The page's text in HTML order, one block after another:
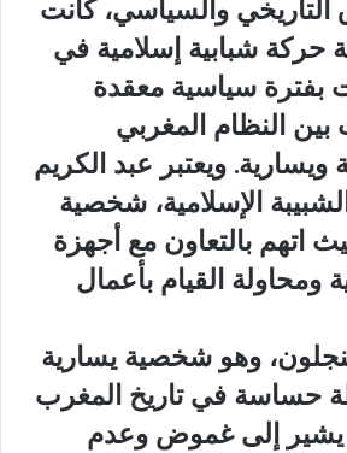
والسياسي، كانت
حركة شبابية إسلامية في
بفترة سياسية معقدة
النظام المغربي
ويعتبر عبد الكريم
الإسلامية، شخصية
اتهم بالتعاون مع أجهزة
ومحاولة القيام بأعمال
وهو شخصية يسارية
حساسة في تاريخ المغرب
يشير إلى غموض وعدم